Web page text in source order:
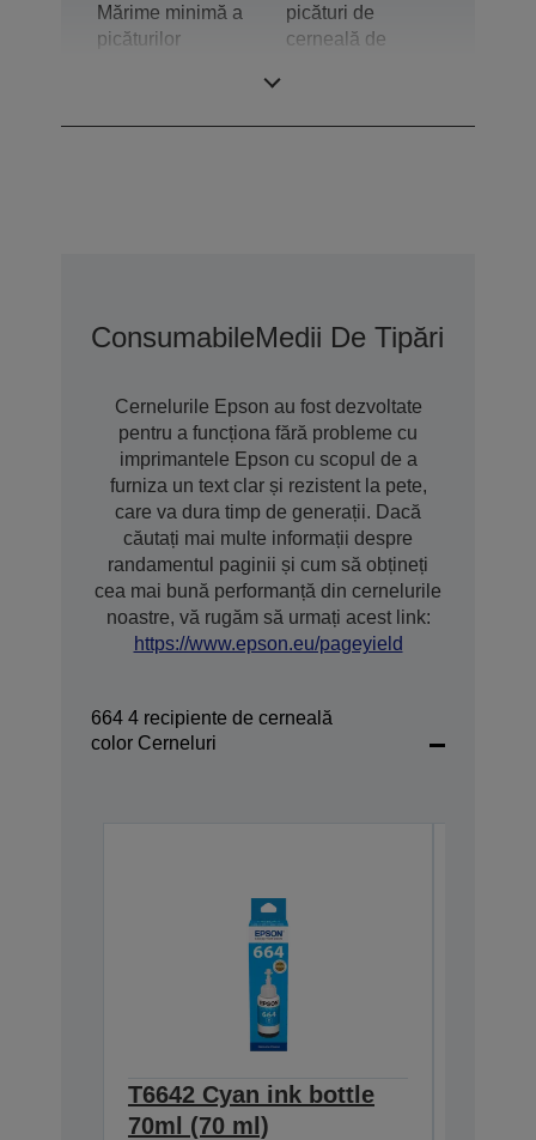
Mărime minimă a
picăturilor
picături de
cerneală de
ConsumabileMedii De Tipărire
Cernelurile Epson au fost dezvoltate
pentru a funcționa fără probleme cu
imprimantele Epson cu scopul de a
furniza un text clar și rezistent la pete,
care va dura timp de generații. Dacă
căutați mai multe informații despre
randamentul paginii și cum să obțineți
cea mai bună performanță din cernelurile
noastre, vă rugăm să urmați acest link:
https://www.epson.eu/pageyield
664 4 recipiente de cerneală
color Cerneluri
T6642 Cyan ink bottle
70ml (70 ml)